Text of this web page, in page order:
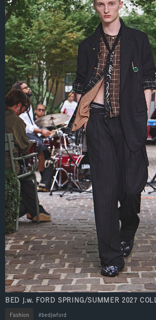
BED j.w. FORD SPRING/SUMMER 2027
Fashion bedjwford